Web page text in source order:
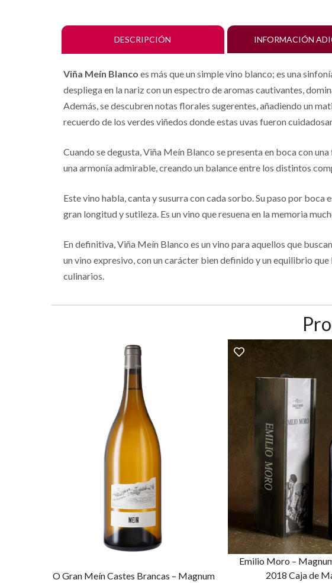
DESCRIPCIÓN INFORMACIÓN
Viña Meín Blanco es más que un simple vino blanco; es una
despliega en la nariz con un espectro de aromas cautivantes,
Además, se descubren notas florales sugerentes, añadiendo un
recuerdo de los verdes viñedos donde estas uvas fueron
Cuando se degusta, Viña Meín Blanco se presenta en boca con
una armonía admirable, creando un balance entre los distintos
Este vino habla, canta y susurra con cada sorbo. Su paso por
gran longitud y sutileza. Es un vino que resuena en la memoria
En definitiva, Viña Meín Blanco es un vino para aquellos que
un vino expresivo, con un carácter bien definido y un equilibrio
culinarios.
O Gran Meín Castes Brancas – Magnum
Emilio Moro –
2018 Caja de